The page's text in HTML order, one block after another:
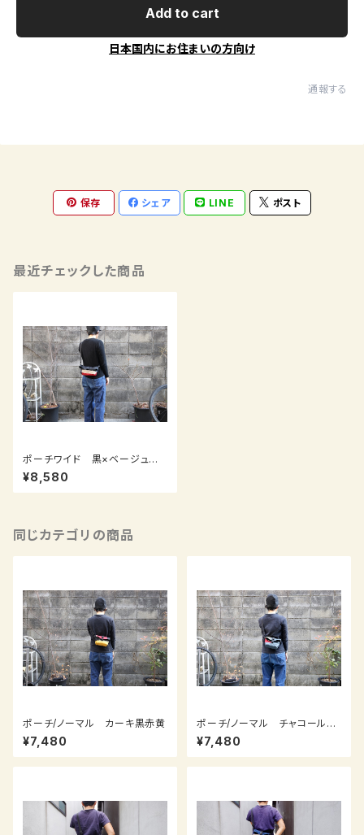
Add to cart
日本国内にお住まいの方向け
通報する
保存 シェア LINE ポスト
最近チェックした商品
ポーチワイド 黒×ベージュ赤
濃紺明紺水色
¥8,580
同じカテゴリの商品
ポーチ/ノーマル カーキ黒赤黄
¥7,480
ポーチ/ノーマル チャコールグ
レー赤紺オリーブカーキ
¥7,480